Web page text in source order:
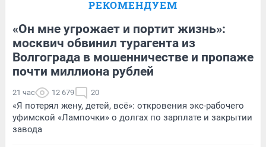
РЕКОМЕНДУЕМ
«Он мне угрожает и портит жизнь»:
москвич обвинил турагента из
Волгограда в мошенничестве и пропаже
почти миллиона рублей
21 час 12 679 20
«Я потерял жену, детей, всё»: откровения экс-рабочего
уфимской «Лампочки» о долгах по зарплате и закрытии
завода